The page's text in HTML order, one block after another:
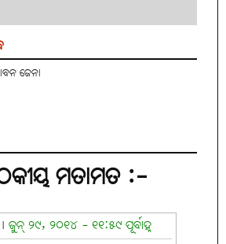
ଜେନା
ମତାମତ :-
ଜୁନ୍ ୨୯, ୨୦୧୪ - ୧୧:୫୯ ପୂର୍ବାହ୍ନ